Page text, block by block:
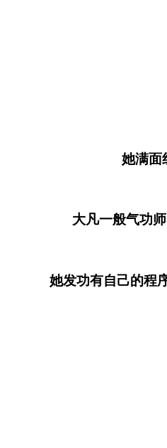
她满面红
大凡一般气功师、
她发功有自己的程序